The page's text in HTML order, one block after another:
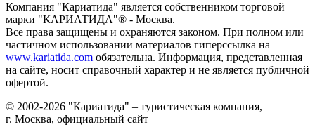
Компания "Кариатида" является собственником торговой
марки "КАРИАТИДА"® - Москва.
Все права защищены и охраняются законом. При полном или
частичном использовании материалов гиперссылка на
www.kariatida.com обязательна. Информация, представленная
на сайте, носит справочный характер и не является публичной
офертой.
© 2002-2026 "Кариатида" – туристическая компания,
г. Москва, официальный сайт